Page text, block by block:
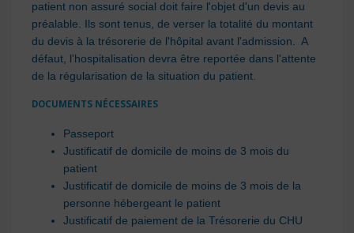
patient non assuré social doit faire l'objet d'un devis au
préalable. Ils sont tenus, de verser la totalité du montant
du devis à la trésorerie de l'hôpital avant l'admission. A
défaut, l'hospitalisation devra être reportée dans l'attente
de la régularisation de la situation du patient.
DOCUMENTS NÉCESSAIRES
Passeport
Justificatif de domicile de moins de 3 mois du
patient
Justificatif de domicile de moins de 3 mois de la
personne hébergeant le patient
Justificatif de paiement de la Trésorerie du CHU